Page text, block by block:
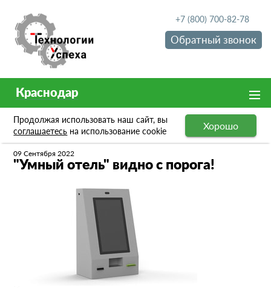
+7 (800) 700-82-78
Обратный звонок
Краснодар
Продолжая использовать наш сайт, вы
соглашаетесь на использование cookie Хорошо
Новости "Умный отель" видно с порога!
09 Сентября 2022
"Умный отель" видно с порога!